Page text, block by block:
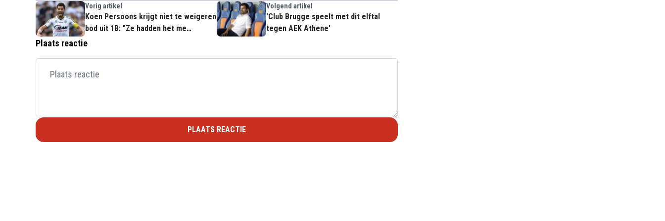
Vorig artikel
Koen Persoons krijgt niet te weigeren
bod uit 1B: "Ze hadden het me
beloofd!"
Volgend artikel
'Club Brugge speelt met dit elftal
tegen AEK Athene'
Plaats reactie
PLAATS REACTIE